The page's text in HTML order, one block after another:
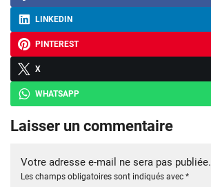
LINKEDIN
PINTEREST
X
WHATSAPP
Laisser un commentaire
Votre adresse e-mail ne sera pas publiée.
Les champs obligatoires sont indiqués avec *